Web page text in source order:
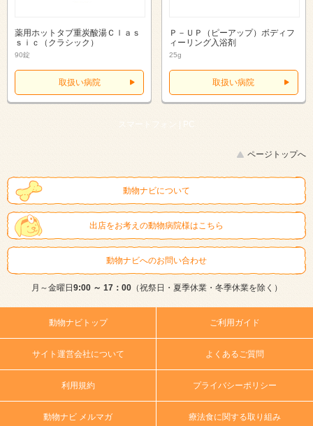
薬用ホットタブ重炭酸湯Ｃｌａｓ
ｓｉｃ（クラシック）
90錠
取扱い病院
Ｐ－ＵＰ（ピーアップ）ボディフ
ィーリング入浴剤
25g
取扱い病院
スマートフォン | PC
ページトップへ
動物ナビについて
出店をお考えの動物病院様はこちら
動物ナビへのお問い合わせ
月～金曜日 9:00 ～ 17：00（祝祭日・夏季休業・冬季休業を除く）
動物ナビトップ ご利用ガイド
サイト運営会社について よくあるご質問
利用規約 プライバシーポリシー
動物ナビ メルマガ 療法食に関する取り組み